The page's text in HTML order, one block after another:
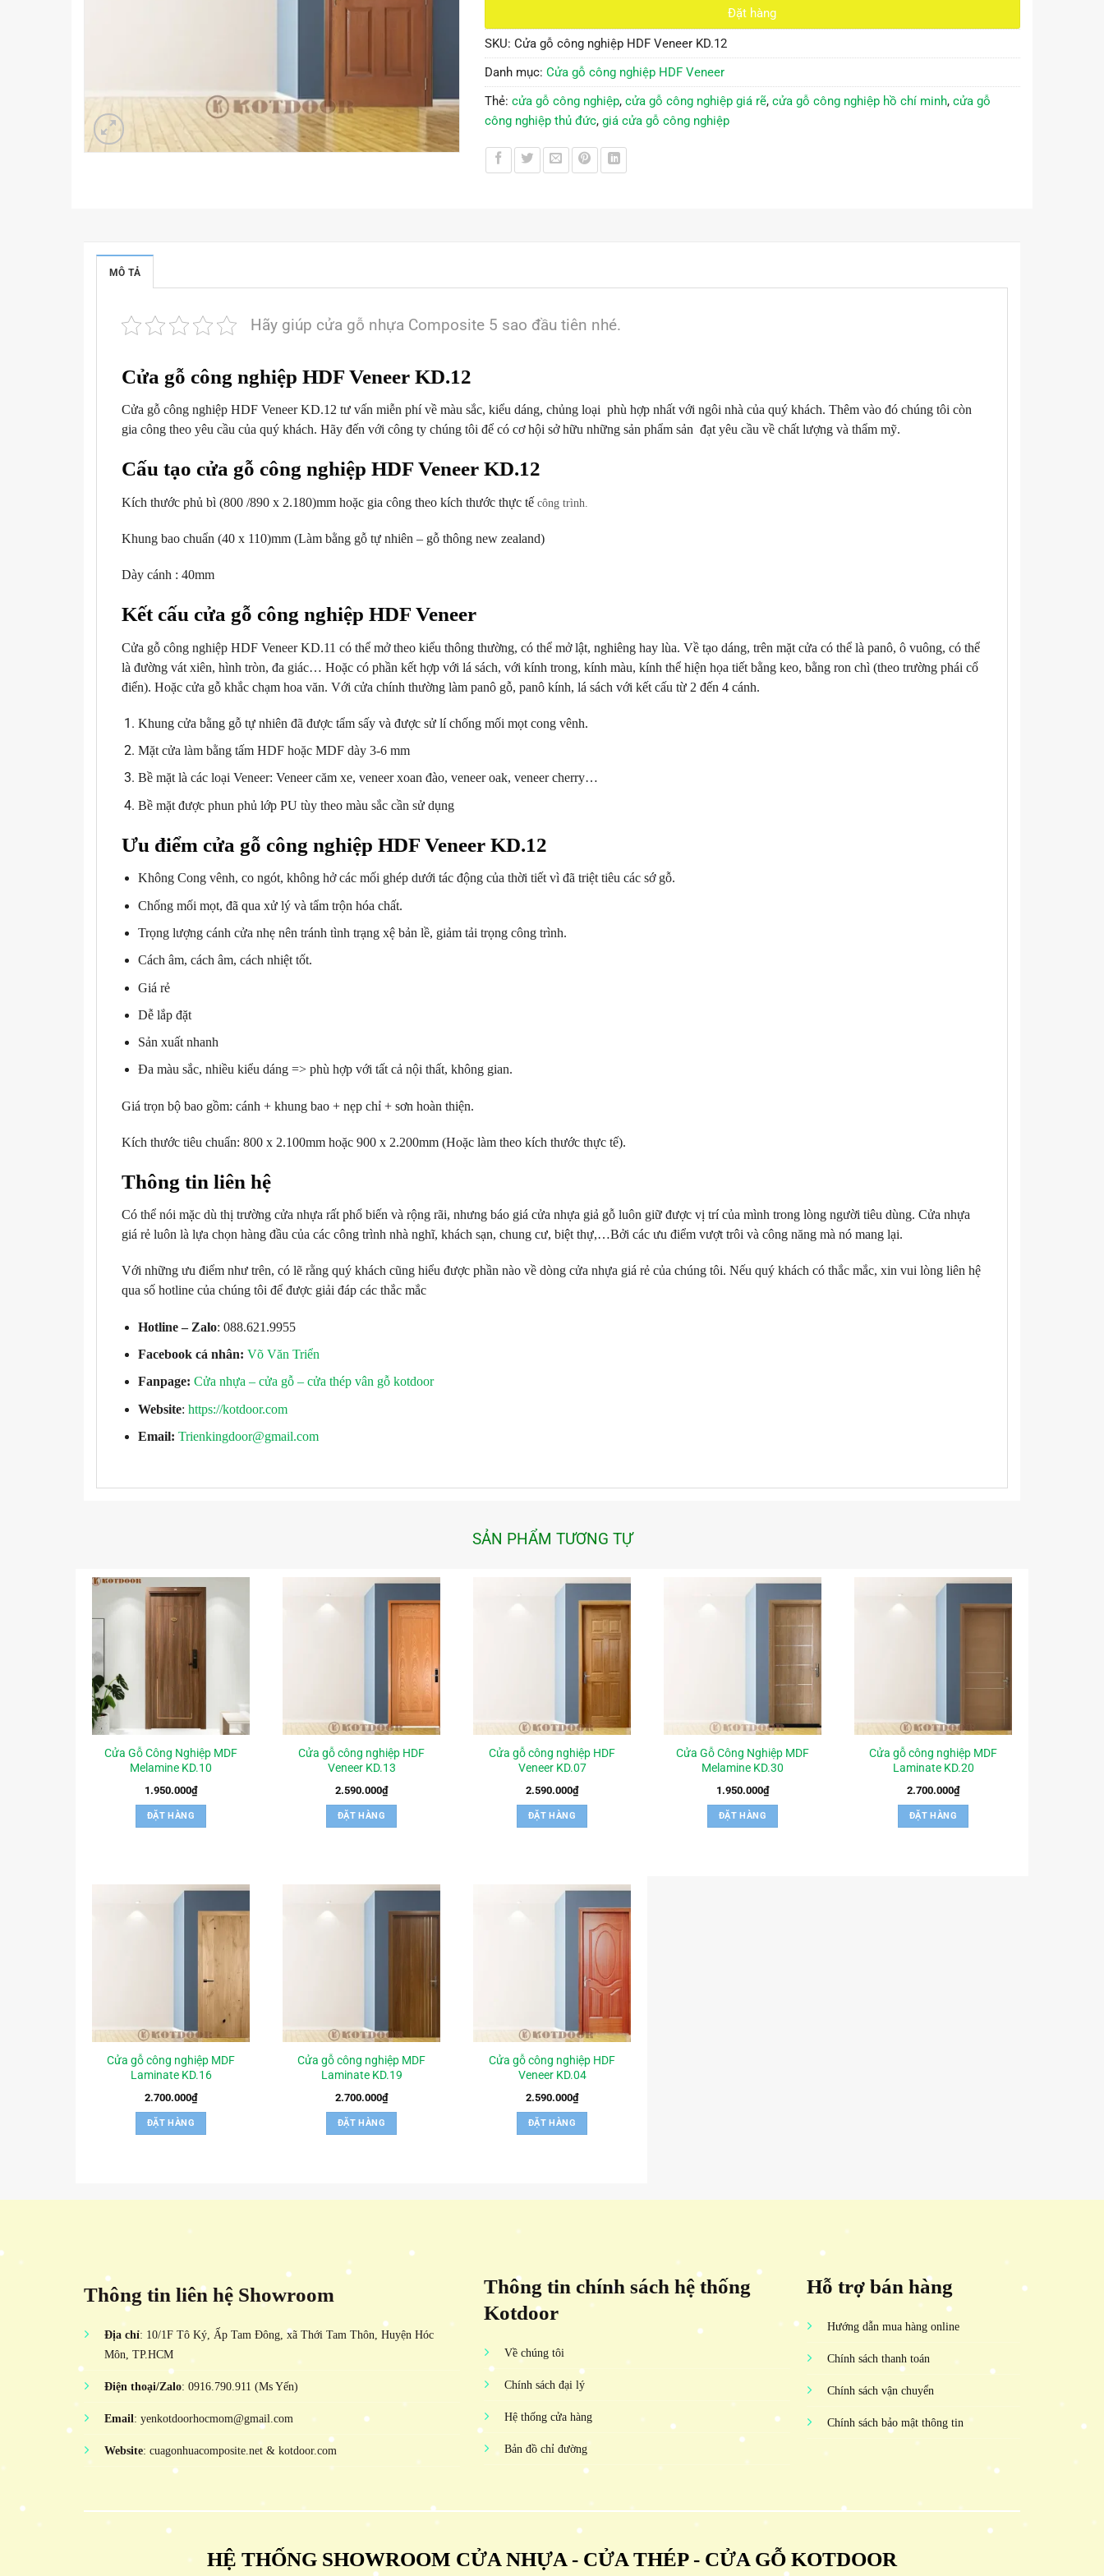
Đặt hàng
SKU: Cửa gỗ công nghiệp HDF Veneer KD.12
Danh mục: Cửa gỗ công nghiệp HDF Veneer
Thẻ: cửa gỗ công nghiệp, cửa gỗ công nghiệp giá rẽ, cửa gỗ công nghiệp hồ chí minh, cửa gỗ
công nghiệp thủ đức, giá cửa gỗ công nghiệp
MÔ TẢ
Hãy giúp cửa gỗ nhựa Composite 5 sao đầu tiên nhé.
Cửa gỗ công nghiệp HDF Veneer KD.12
Cửa gỗ công nghiệp HDF Veneer KD.12 tư vấn miễn phí về màu sắc, kiểu dáng, chủng loại phù hợp nhất với ngôi nhà của quý khách. Thêm vào đó chúng tôi còn
gia công theo yêu cầu của quý khách. Hãy đến với công ty chúng tôi để có cơ hội sở hữu những sản phẩm sản đạt yêu cầu về chất lượng và thẩm mỹ.
Cấu tạo cửa gỗ công nghiệp HDF Veneer KD.12
Kích thước phủ bì (800 /890 x 2.180)mm hoặc gia công theo kích thước thực tế công trình.
Khung bao chuẩn (40 x 110)mm (Làm bằng gỗ tự nhiên – gỗ thông new zealand)
Dày cánh : 40mm
Kết cấu cửa gỗ công nghiệp HDF Veneer
Cửa gỗ công nghiệp HDF Veneer KD.11 có thể mở theo kiểu thông thường, có thể mở lật, nghiêng hay lùa. Về tạo dáng, trên mặt cửa có thể là panô, ô vuông, có thể
là đường vát xiên, hình tròn, đa giác… Hoặc có phần kết hợp với lá sách, với kính trong, kính màu, kính thể hiện họa tiết bằng keo, bằng ron chì (theo trường phái cổ
điển). Hoặc cửa gỗ khắc chạm hoa văn. Với cửa chính thường làm panô gỗ, panô kính, lá sách với kết cấu từ 2 đến 4 cánh.
Khung cửa bằng gỗ tự nhiên đã được tẩm sấy và được sử lí chống mối mọt cong vênh.
Mặt cửa làm bằng tấm HDF hoặc MDF dày 3-6 mm
Bề mặt là các loại Veneer: Veneer căm xe, veneer xoan đào, veneer oak, veneer cherry…
Bề mặt được phun phủ lớp PU tùy theo màu sắc cần sử dụng
Ưu điểm cửa gỗ công nghiệp HDF Veneer KD.12
Không Cong vênh, co ngót, không hở các mối ghép dưới tác động của thời tiết vì đã triệt tiêu các sớ gỗ.
Chống mối mọt, đã qua xử lý và tẩm trộn hóa chất.
Trọng lượng cánh cửa nhẹ nên tránh tình trạng xệ bản lề, giảm tải trọng công trình.
Cách âm, cách âm, cách nhiệt tốt.
Giá rẻ
Dễ lắp đặt
Sản xuất nhanh
Đa màu sắc, nhiều kiểu dáng => phù hợp với tất cả nội thất, không gian.
Giá trọn bộ bao gồm: cánh + khung bao + nẹp chỉ + sơn hoàn thiện.
Kích thước tiêu chuẩn: 800 x 2.100mm hoặc 900 x 2.200mm (Hoặc làm theo kích thước thực tế).
Thông tin liên hệ
Có thể nói mặc dù thị trường cửa nhựa rất phổ biến và rộng rãi, nhưng báo giá cửa nhựa giả gỗ luôn giữ được vị trí của mình trong lòng người tiêu dùng. Cửa nhựa
giá rẻ luôn là lựa chọn hàng đầu của các công trình nhà nghĩ, khách sạn, chung cư, biệt thự,…Bởi các ưu điểm vượt trôi và công năng mà nó mang lại.
Với những ưu điểm như trên, có lẽ rằng quý khách cũng hiểu được phần nào về dòng cửa nhựa giá rẻ của chúng tôi. Nếu quý khách có thắc mắc, xin vui lòng liên hệ
qua số hotline của chúng tôi để được giải đáp các thắc mắc
Hotline – Zalo: 088.621.9955
Facebook cá nhân: Võ Văn Triển
Fanpage:Cửa nhựa – cửa gỗ – cửa thép vân gỗ kotdoor
Website:https://kotdoor.com
Email: Trienkingdoor@gmail.com
SẢN PHẨM TƯƠNG TỰ
Cửa Gỗ Công Nghiệp MDF
Melamine KD.10
1.950.000₫
ĐẶT HÀNG
Cửa gỗ công nghiệp HDF
Veneer KD.13
2.590.000₫
ĐẶT HÀNG
Cửa gỗ công nghiệp HDF
Veneer KD.07
2.590.000₫
ĐẶT HÀNG
Cửa Gỗ Công Nghiệp MDF
Melamine KD.30
1.950.000₫
ĐẶT HÀNG
Cửa gỗ công nghiệp MDF
Laminate KD.20
2.700.000₫
ĐẶT HÀNG
Cửa gỗ công nghiệp MDF
Laminate KD.16
2.700.000₫
ĐẶT HÀNG
Cửa gỗ công nghiệp MDF
Laminate KD.19
2.700.000₫
ĐẶT HÀNG
Cửa gỗ công nghiệp HDF
Veneer KD.04
2.590.000₫
ĐẶT HÀNG
Thông tin liên hệ Showroom
Địa chỉ: 10/1F Tô Ký, Ấp Tam Đông, xã Thới Tam Thôn, Huyện Hóc
Môn, TP.HCM
Điện thoại/Zalo: 0916.790.911 (Ms Yến)
Email: yenkotdoorhocmom@gmail.com
Website: cuagonhuacomposite.net & kotdoor.com
Thông tin chính sách hệ thống
Kotdoor
Về chúng tôi
Chính sách đại lý
Hệ thống cửa hàng
Bản đồ chỉ đường
Hỗ trợ bán hàng
Hướng dẫn mua hàng online
Chính sách thanh toán
Chính sách vận chuyển
Chính sách bảo mật thông tin
HỆ THỐNG SHOWROOM CỬA NHỰA - CỬA THÉP - CỬA GỖ KOTDOOR